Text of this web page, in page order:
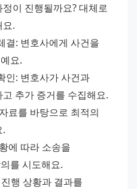
이 진행될까요? 대체로
요.
결: 변호사에게 사건을
요.
인: 변호사가 사건과
추가 증거를 수집해요.
료를 바탕으로 최적의
.
에 따라 소송을
를 시도해요.
행 상황과 결과를